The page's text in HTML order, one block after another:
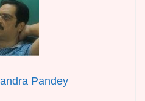
Pandey